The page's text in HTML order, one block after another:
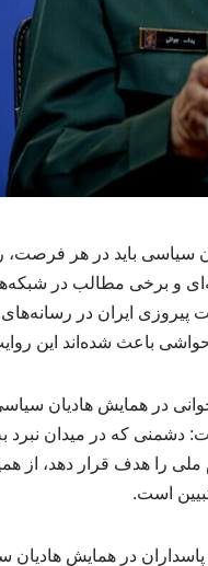
سیاسی باید در هر فرصت،
و برخی مطالب در
ایران در رسانه‌های
باعث شده‌اند این
در همایش هادیان
که در میدان نبرد
ملی را هدف قرار دهد، از
است.
در همایش